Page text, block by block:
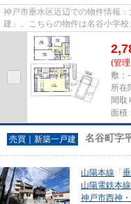
神戸市垂水区近辺での物件情報
建」。こちらの物件は名谷小学
らの物件は中古戸建物件です。令
(管
敷：
所在
間取
面積
売買｜新築一戸建 名谷町字
山陽本線 「
山陽電鉄本線
神戸市西神